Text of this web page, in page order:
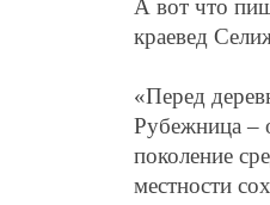
А вот что
краевед
«Перед
Рубежница –
поколение
местности